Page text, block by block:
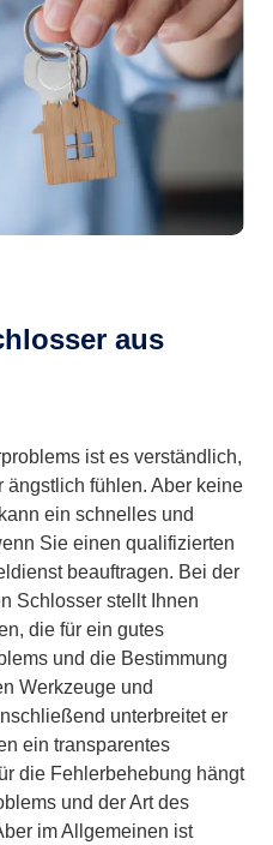
aus
ist es verständlich,
ängstlich fühlen. Aber keine
ein schnelles und
Sie einen qualifizierten
beauftragen. Bei der
Schlosser stellt Ihnen
die für ein gutes
und die Bestimmung
Werkzeuge und
unterbreitet er
ein transparentes
die Fehlerbehebung hängt
und der Art des
im Allgemeinen ist